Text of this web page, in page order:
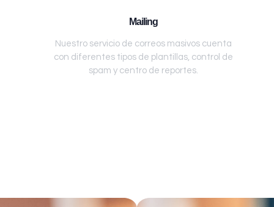
Mailing
Nuestro servicio de correos masivos cuenta
con diferentes tipos de plantillas, control de
spam y centro de reportes.